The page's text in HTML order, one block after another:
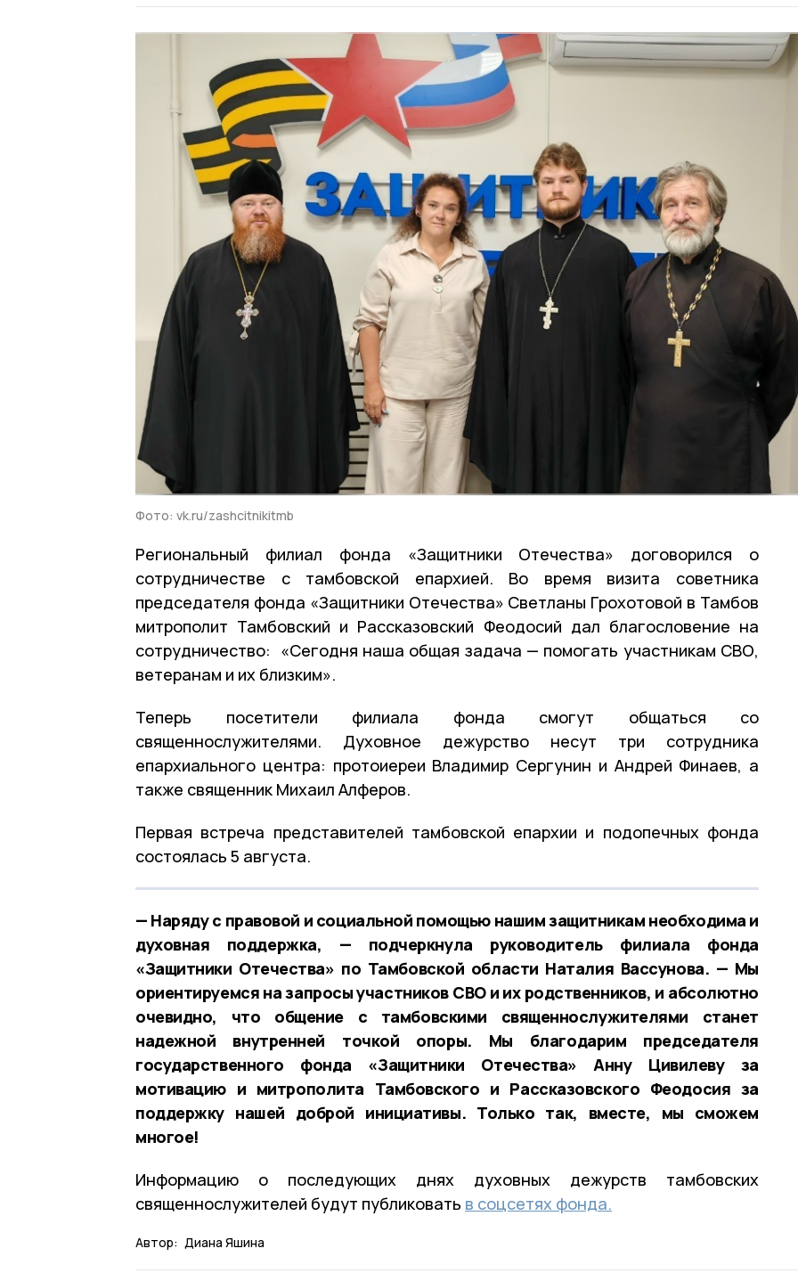
Фото: vk.ru/zashcitnikitmb
Региональный филиал фонда «Защитники Отечества» договорился о
сотрудничестве с тамбовской епархией. Во время визита советника
председателя фонда «Защитники Отечества» Светланы Грохотовой в Тамбов
митрополит Тамбовский и Рассказовский Феодосий дал благословение на
сотрудничество: «Сегодня наша общая задача — помогать участникам СВО,
ветеранам и их близким».
Теперь посетители филиала фонда смогут общаться со
священнослужителями. Духовное дежурство несут три сотрудника
епархиального центра: протоиереи Владимир Сергунин и Андрей Финаев, а
также священник Михаил Алферов.
Первая встреча представителей тамбовской епархии и подопечных фонда
состоялась 5 августа.
— Наряду с правовой и социальной помощью нашим защитникам необходима и
духовная поддержка, — подчеркнула руководитель филиала фонда
«Защитники Отечества» по Тамбовской области Наталия Вассунова. — Мы
ориентируемся на запросы участников СВО и их родственников, и абсолютно
очевидно, что общение с тамбовскими священнослужителями станет
надежной внутренней точкой опоры. Мы благодарим председателя
государственного фонда «Защитники Отечества» Анну Цивилеву за
мотивацию и митрополита Тамбовского и Рассказовского Феодосия за
поддержку нашей доброй инициативы. Только так, вместе, мы сможем
многое!
Информацию о последующих днях духовных дежурств тамбовских
священнослужителей будут публиковать в соцсетях фонда.
Автор: Диана Яшина